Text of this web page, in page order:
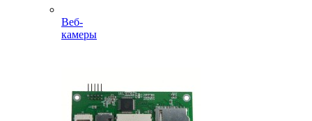
Веб-
камеры